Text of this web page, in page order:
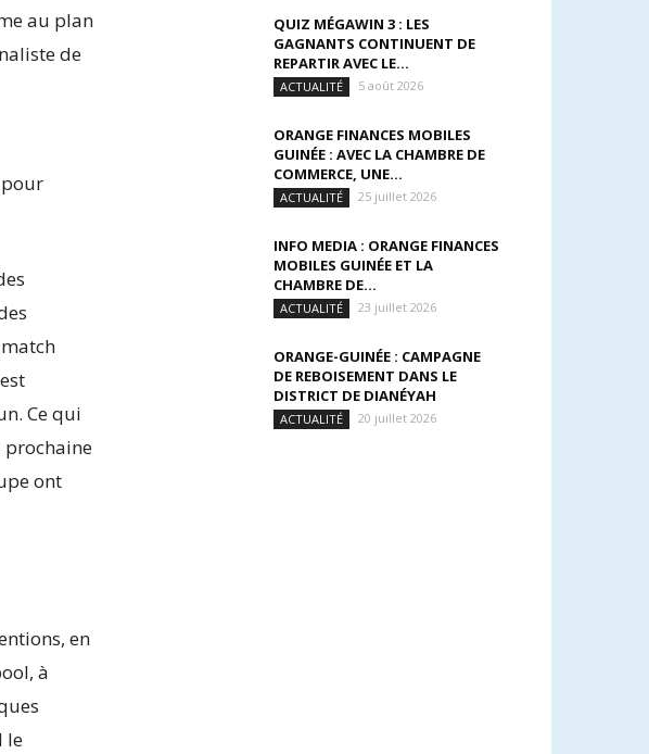
au plan
de
Ce qui
prochaine
ont
en
à
le
QUIZ MÉGAWIN 3 : LES
GAGNANTS CONTINUENT DE
REPARTIR AVEC LE...
ACTUALITÉ 5 août 2026
ORANGE FINANCES MOBILES
GUINÉE : AVEC LA CHAMBRE DE
COMMERCE, UNE...
ACTUALITÉ 25 juillet 2026
INFO MEDIA : ORANGE FINANCES
MOBILES GUINÉE ET LA
CHAMBRE DE...
ACTUALITÉ 23 juillet 2026
ORANGE-GUINÉE : CAMPAGNE
DE REBOISEMENT DANS LE
DISTRICT DE DIANÉYAH
ACTUALITÉ 20 juillet 2026